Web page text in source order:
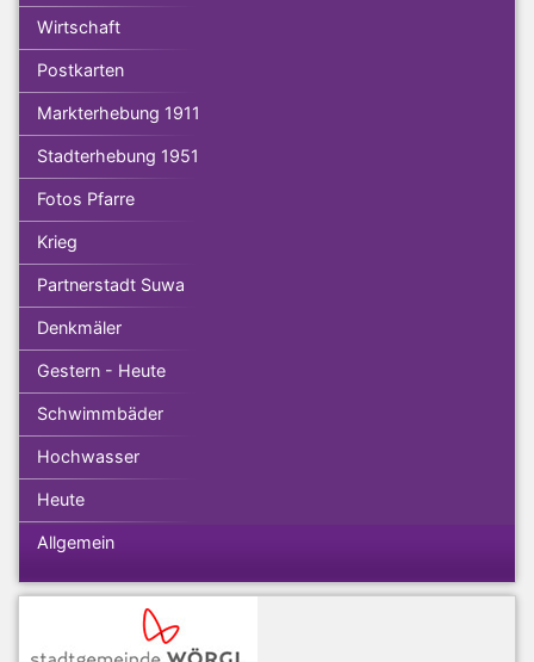
Wirtschaft
Postkarten
Markterhebung 1911
Stadterhebung 1951
Fotos Pfarre
Krieg
Partnerstadt Suwa
Denkmäler
Gestern - Heute
Schwimmbäder
Hochwasser
Heute
Allgemein